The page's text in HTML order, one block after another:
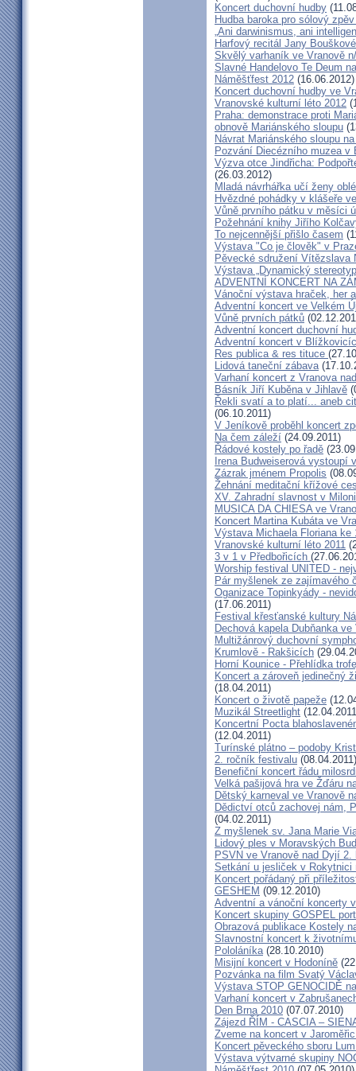
Koncert duchovní hudby
Hudba baroka pro sólový
„Ani darwinismus, ani
Harfový recitál Jany
Skvělý varhaník ve Vranově
Slavné Handelovo Te Deum
Náměšťfest 2012 (16.06.2012)
Koncert duchovní hudby ve
Vranovské kulturní léto 2012
Praha: demonstrace proti
obnově Mariánského sloupu
Návrat Mariánského sloupu
Pozvání Diecézního muzea v
Výzva otce Jindřicha:
(26.03.2012)
Mladá návrhářka učí ženy
Hvězdné pohádky v klášeře
Vůně prvního pátku v měsíci
Požehnání knihy Jiřího
To nejcennější přišlo časem
Výstava "Co je člověk" v
Pěvecké sdružení Vítězslava
Výstava „Dynamický
ADVENTNÍ KONCERT NA
Vánoční výstava hraček, her
Adventní koncert ve Velkém
Vůně prvních pátků
Adventní koncert duchovní
Adventní koncert v
Res publica & res tituce
Lidová taneční zábava
Varhaní koncert z Vranova
Básník Jiří Kuběna v Jihlavě
Řekli svatí a to platí... aneb
(06.10.2011)
V Jeníkově proběhl koncert
Na čem záleží (24.09.2011)
Řádové kostely po řadě
Irena Budweiserová vystoupí
Zázrak jménem Propolis
Žehnání meditační křížové
XV. Zahradní slavnost v
MUSICA DA CHIESA ve
Koncert Martina Kubáta ve
Výstava Michaela Floriana ke
Vranovské kulturní léto 2011
3 v 1 v Předbořicích
Worship festival UNITED -
Pár myšlenek ze zajímavého
Oganizace Topinkyády -
(17.06.2011)
Festival křesťanské kultury
Dechová kapela Dubňanka
Multižánrový duchovní
Krumlově - Rakšicích
Horní Kounice - Přehlídka
Koncert a zároveň jedinečný
(18.04.2011)
Koncert o životě papeže
Muzikál Streetlight
Koncertní Pocta
(12.04.2011)
Turínské plátno – podoby
2. ročník festivalu (08.04.2011)
Benefiční koncert řádu
Velká pašijová hra ve Žďáru
Dětský karneval ve Vranově
Dědictví otců zachovej nám,
(04.02.2011)
Z myšlenek sv. Jana Marie
Lidový ples v Moravských
PSVN ve Vranově nad Dyjí 2.
Setkání u jesliček v Rokytnici
Koncert pořádaný při
GESHEM (09.12.2010)
Adventní a vánoční koncerty
Koncert skupiny GOSPEL port
Obrazová publikace Kostely
Slavnostní koncert k
Pololáníka(28.10.2010)
Misijní koncert v Hodoníně
Pozvánka na film Svatý
Výstava STOP GENOCIDĚ
Varhaní koncert v
Den Brna 2010 (07.07.2010)
Zájezd ŘÍM - CASCIA –
Zveme na koncert v
Koncert pěveckého sboru
Výstava výtvarné skupiny